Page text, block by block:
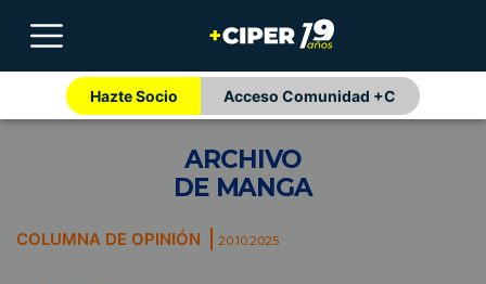
Hazte Socio Acceso Comunidad +C
ARCHIVO
DE MANGA
COLUMNA DE OPINIÓN 20.10.2025